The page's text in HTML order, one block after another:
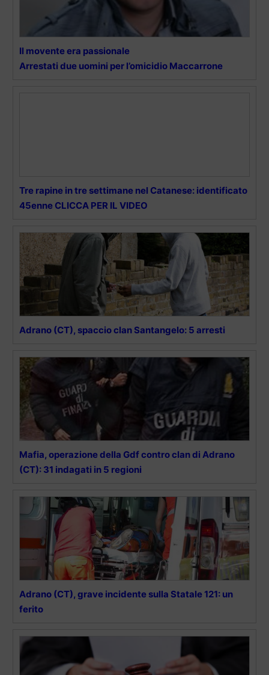
Il movente era passionale
Arrestati due uomini per l’omicidio Maccarrone
Tre rapine in tre settimane nel Catanese: identificato
45enne CLICCA PER IL VIDEO
Adrano (CT), spaccio clan Santangelo: 5 arresti
Mafia, operazione della Gdf contro clan di Adrano
(CT): 31 indagati in 5 regioni
Adrano (CT), grave incidente sulla Statale 121: un
ferito